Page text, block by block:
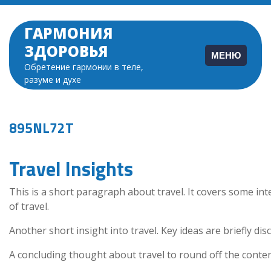
Перейти
содержимому
ГАРМОНИЯ
ЗДОРОВЬЯ
Обретение гармонии в теле,
разуме и духе
МЕНЮ
895NL72T
Travel Insights
This is a short paragraph about travel. It covers some
of travel.
Another short insight into travel. Key ideas are briefly
A concluding thought about travel to round off the